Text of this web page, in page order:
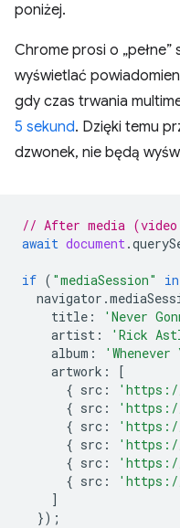
poniżej.
Chrome prosi o
wyświetlać
gdy czas trwania
5 sekund. Dzięki temu
dzwonek, nie będą
// After media
await document.
if ( "mediaSession" in
navigator .
title : 'Never
artist : 'Rick
album : 'Whenever
artwork :
[
{ src : 'https://
{ src : 'https://
{ src : 'https://
{ src : 'https://
{ src : 'https://
{ src : 'https://
]
});